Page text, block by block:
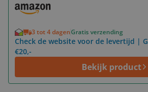
3 tot 4 dagenGratis verzending
Check de website voor de levertijd |
€20,-
Bekijk product